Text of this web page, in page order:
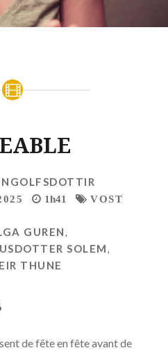
1h41 VOST
GUREN,
SOLEM,
THUNE
de fête en fête avant de